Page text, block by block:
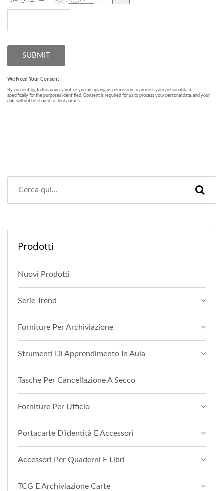
Prodotti
Nuovi Prodotti
Serie Trend
Forniture Per Archiviazione
Strumenti Di Apprendimento In Aula
Tasche Per Cancellazione A Secco
Forniture Per Ufficio
Portacarte D'identità E Accessori
Accessori Per Quaderni E Libri
TCG E Archiviazione Carte